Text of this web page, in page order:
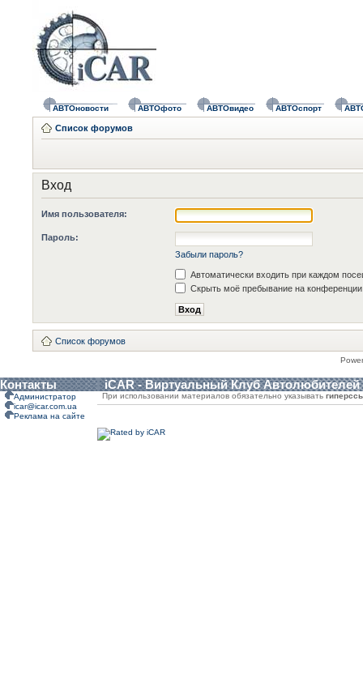
АВТОновости АВТОфото АВТОвидео АВТОспорт
Список форумов
Вход
Имя пользователя:
Пароль:
Забыли пароль?
Автоматически входить при каждом
Скрыть моё пребывание на конференции
Список форумов
Контакты iCAR - Виртуальный Клуб Автолюбителей
Администратор
icar@icar.com.ua
Реклама на сайте
При использовании материалов обязательно указывать